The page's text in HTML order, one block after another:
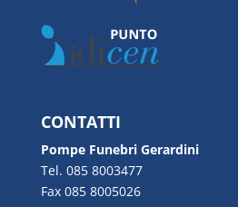
CONTATTI
Pompe Funebri Gerardini
Tel. 085 8003477
Fax 085 8005026